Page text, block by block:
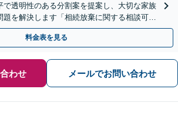
で透明性のある分割案を提案し、大切な家族
題を解決します「相続放棄に関する相談可」
遺言書の作成」【完全個室相談】
料金表を見る
わせ メールでお問い合わせ